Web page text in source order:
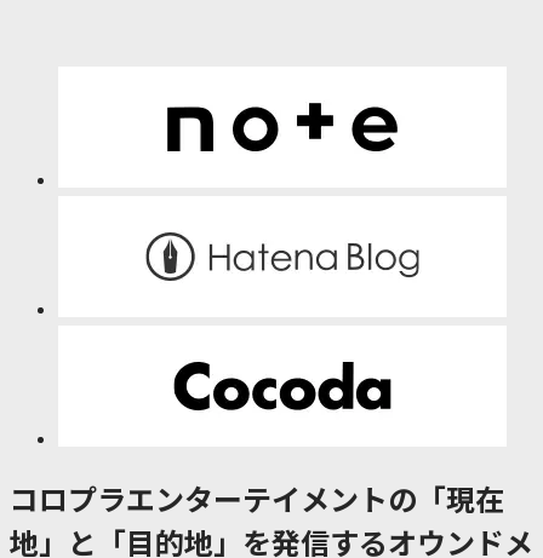
コロプラエンターテイメントの「現在
地」と「目的地」を発信するオウンドメ